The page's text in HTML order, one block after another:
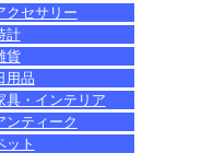
クセサリー
計
貨
用品
具・インテリア
ンティーク
ット